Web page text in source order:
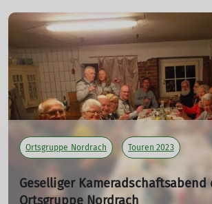
zusammen mit den Senioren der
und Wanderfreunde.
16.03.2023
mehr erfahren
Ortsgruppe Nordrach Touren 2023
Geselliger Kameradschaftsabend
Ortsgruppe Nordrach